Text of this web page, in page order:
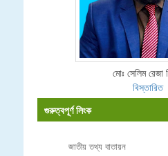
মোঃ সেলিম রেজা
বিস্তারিত
গুরুত্বপূর্ণ লিংক
জাতীয় তথ্য বাতায়ন